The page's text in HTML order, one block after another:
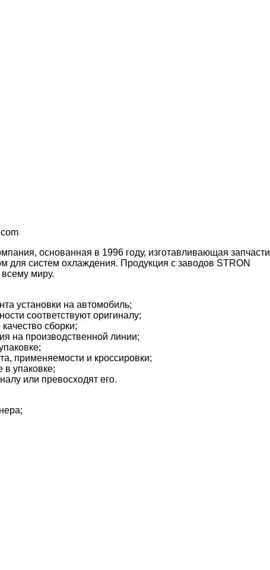
основанная в 1996 году, изготавливающая запчасти
для систем охлаждения. Продукция с заводов STRON
миру.
установки на автомобиль;
соответствуют оригиналу;
сборки;
на производственной линии;
применяемости и кроссировки;
упаковке;
или превосходят его.